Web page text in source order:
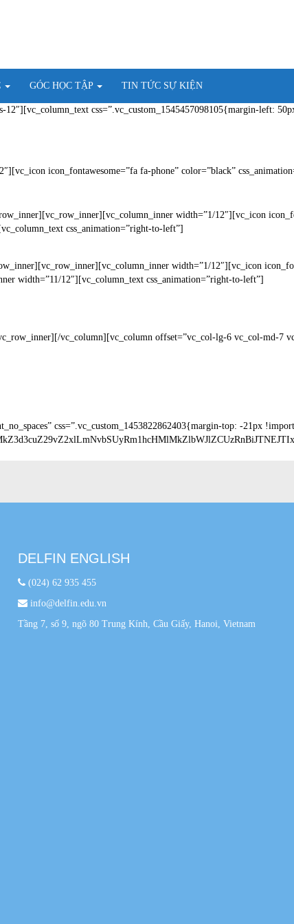
GÓC HỌC TẬP TIN TỨC SỰ KIỆN
css=”.vc_custom_1545457098105{margin-left:
icon_fontawesome=”fa fa-phone” color=”black”
width=”1/12″][vc_icon
css_animation=”right-to-left”]
width=”1/12″][vc_icon
width=”11/12″][vc_column_text css_animation=”right-to-left”]
vc_column][vc_column offset=”vc_col-lg-6 vc_col-md-7
css=”.vc_custom_1453822862403{margin-top: -21px
DELFIN ENGLISH
(024) 62 935 455
info@delfin.edu.vn
Tầng 7, số 9, ngõ 80 Trung Kính, Cầu Giấy, Hanoi, Vietnam